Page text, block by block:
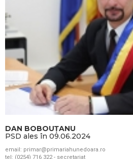
DAN BOBOUȚANU
PSD ales în 09.06.2024
email: primar@primariahunedoara.ro
tel: (0254) 716 322 - secretariat